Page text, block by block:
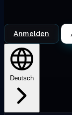
Anmelden
Deutsch